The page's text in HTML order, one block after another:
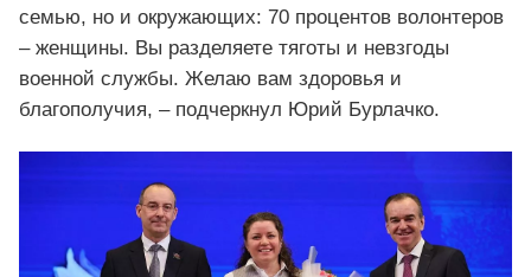
семью, но и окружающих: 70 процентов волонтеров
– женщины. Вы разделяете тяготы и невзгоды
военной службы. Желаю вам здоровья и
благополучия, – подчеркнул Юрий Бурлачко.